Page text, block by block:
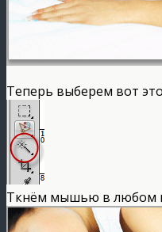
Теперь выберем вот
Ткнём мышью в любом